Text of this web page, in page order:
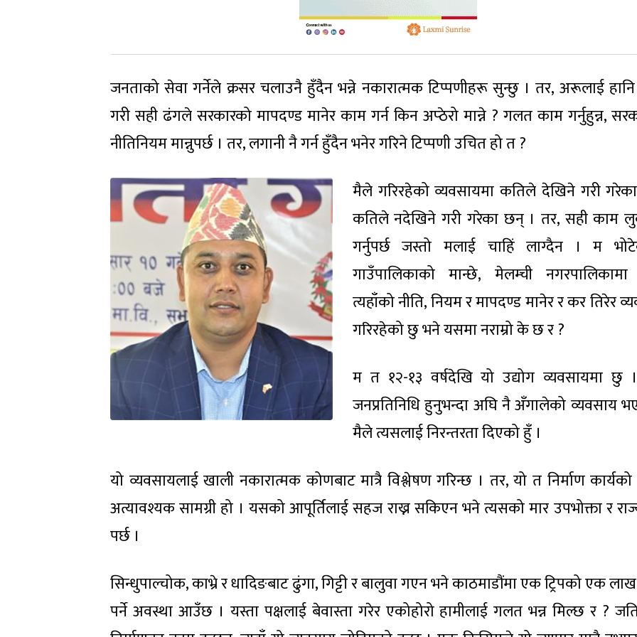
जनताको सेवा गर्नेले क्रसर चलाउनै हुँदैन भन्ने नकारात्मक टिप्पणीहरू सुन्छु । तर, अरूलाई हानि
गरी सही ढंगले सरकारको मापदण्ड मानेर काम गर्न किन अप्ठेरो मान्ने ? गलत काम गर्नुहुन्न,
नीतिनियम मान्नुपर्छ । तर, लगानी नै गर्न हुँदैन भनेर गरिने टिप्पणी उचित हो त ?
मैले गरिरहेको व्यवसायमा कतिले देखिने गरी
कतिले नदेखिने गरी गरेका छन् । तर, सही काम
गर्नुपर्छ जस्तो मलाई चाहिं लाग्दैन । म
गाउँपालिकाको मान्छे, मेलम्ची
त्यहाँको नीति, नियम र मापदण्ड मानेर र कर तिरेर
गरिरहेको छु भने यसमा नराम्रो के छ र ?
म त १२-१३ वर्षदेखि यो उद्योग व्यवसायमा छु
जनप्रतिनिधि हुनुभन्दा अघि नै अँगालेको व्यवसाय
मैले त्यसलाई निरन्तरता दिएको हुँ ।
यो व्यवसायलाई खाली नकारात्मक कोणबाट मात्रै विश्लेषण गरिन्छ । तर, यो त निर्माण
अत्यावश्यक सामग्री हो । यसको आपूर्तिलाई सहज राख्न सकिएन भने त्यसको मार उपभोक्ता र
पर्छ ।
सिन्धुपाल्चोक, काभ्रे र धादिङबाट ढुंगा, गिट्टी र बालुवा गएन भने काठमाडौंमा एक ट्रिपको एक
पर्ने अवस्था आउँछ । यस्ता पक्षलाई बेवास्ता गरेर एकोहोरो हामीलाई गलत भन्न मिल्छ र ?